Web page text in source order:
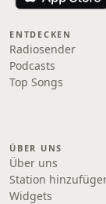
ENTDECKEN
Radiosender
Podcasts
Top Songs
ÜBER UNS
Über uns
Station
Widgets